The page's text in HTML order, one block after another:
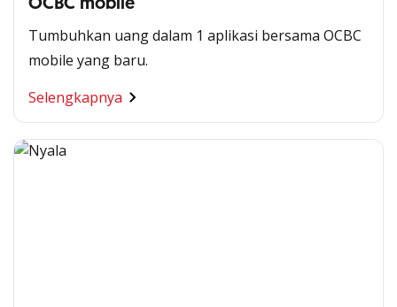
Tumbuhkan uang dalam 1 aplikasi bersama OCBC
mobile yang baru.
Selengkapnya